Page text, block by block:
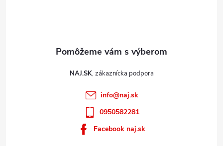
NAJ.SK
info@naj.sk
0950582281
Facebook naj.sk